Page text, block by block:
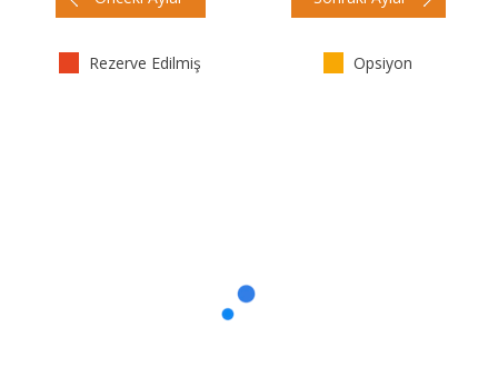
Rezerve Edilmiş Opsiyon